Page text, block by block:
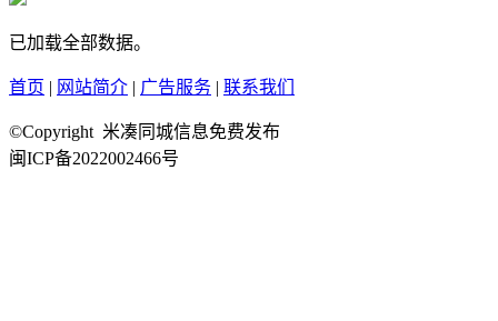
已加载全部数据。
首页 | 网站简介 | 广告服务 | 联系我们
©Copyright 米凑同城信息免费发布
闽ICP备2022002466号